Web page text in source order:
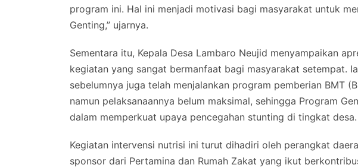
program ini. Hal ini menjadi motivasi bagi masyarakat untuk
Genting,” ujarnya.
Sementara itu, Kepala Desa Lambaro Neujid menyampaikan
kegiatan yang sangat bermanfaat bagi masyarakat setempat.
sebelumnya juga telah menjalankan program pemberian BMT
namun pelaksanaannya belum maksimal, sehingga Program
dalam memperkuat upaya pencegahan stunting di tingkat desa.
Kegiatan intervensi nutrisi ini turut dihadiri oleh perangkat
sponsor dari Pertamina dan Rumah Zakat yang ikut